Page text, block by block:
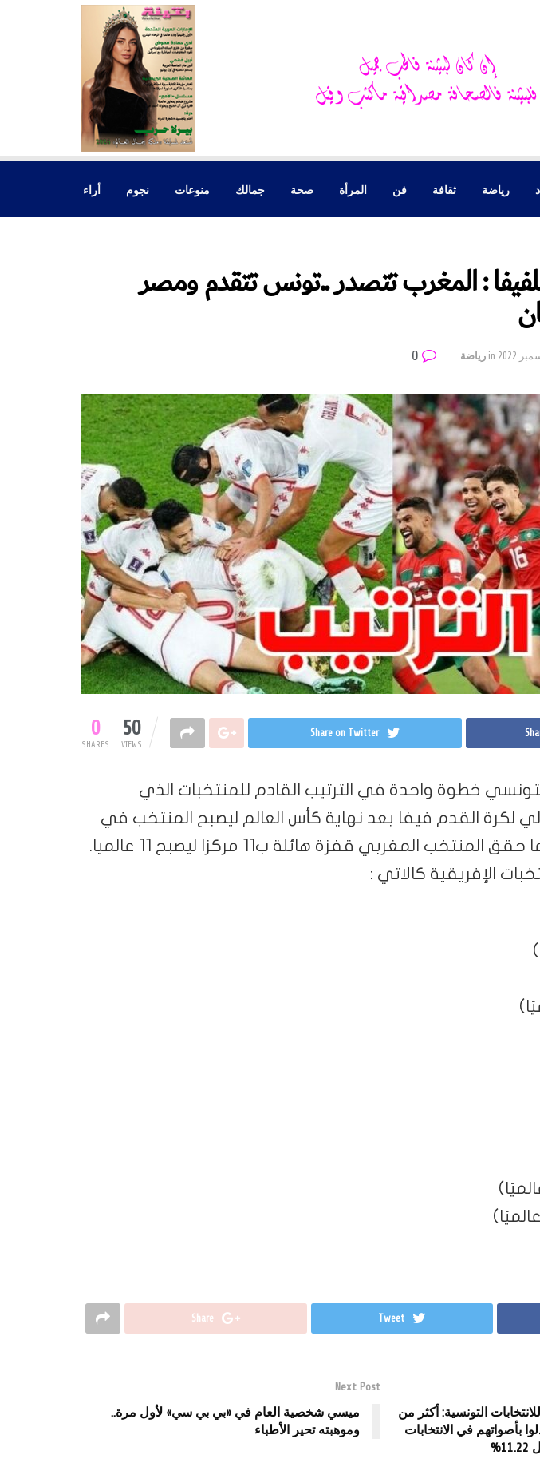
رياضة ثقافة فن المرأة صحة جمالك منوعات نجوم أراء
للفيفا : المغرب تتصدر ..تونس تتقدم ومصر
inرياضة
0
SHARES 50
VIEWS
Share on Twitter
خطوة واحدة في الترتيب القادم للمنتخبات الذي
لكرة القدم فيفا بعد نهاية كأس العالم ليصبح المنتخب في
الإفريقية كالاتي :
Tweet
Share
التونسية: أكثر من
أدلوا بأصواتهم في الانتخابات
Next Post
ميسي شخصية العام في «بي بي سي» لأول مرة..
وموهبته تحير الأطباء